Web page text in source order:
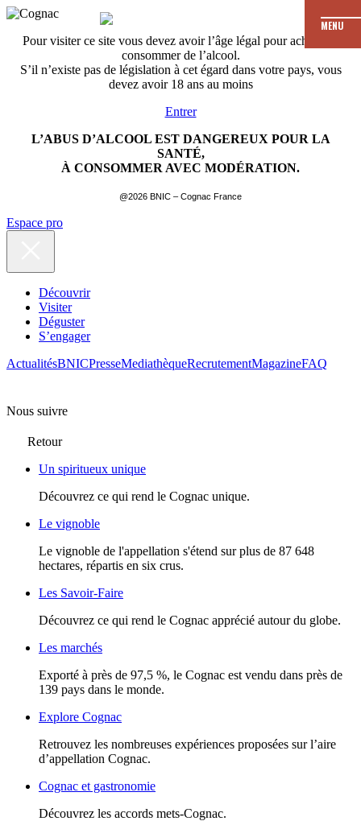
Pour visiter ce site vous devez avoir l’âge légal pour acheter et
consommer de l’alcool.
S’il n’existe pas de législation à cet égard dans votre pays, vous
devez avoir 18 ans au moins
Entrer
L’ABUS D’ALCOOL EST DANGEREUX POUR LA
SANTÉ,
À CONSOMMER AVEC MODÉRATION.
@2026 BNIC – Cognac France
MENU
Espace pro
Découvrir
Visiter
Déguster
S’engager
ActualitésBNICPresseMediathèqueRecrutementMagazineFAQ
Nous suivre
Retour
Un spiritueux unique
Découvrez ce qui rend le Cognac unique.
Le vignoble
Le vignoble de l'appellation s'étend sur plus de 87 648
hectares, répartis en six crus.
Les Savoir-Faire
Découvrez ce qui rend le Cognac apprécié autour du globe.
Les marchés
Exporté à près de 97,5 %, le Cognac est vendu dans près de
139 pays dans le monde.
Explore Cognac
Retrouvez les nombreuses expériences proposées sur l’aire
d’appellation Cognac.
Cognac et gastronomie
Découvrez les accords mets-Cognac.